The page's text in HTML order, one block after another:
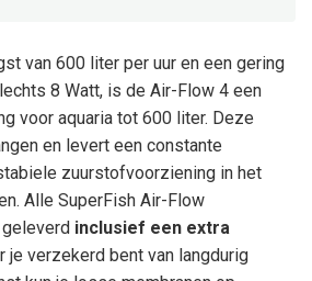
van 600 liter per uur en een gering
8 Watt, is de Air-Flow 4 een
voor aquaria tot 600 liter. Deze
en levert een constante
zuurstofvoorziening in het
Alle SuperFish Air-Flow
inclusief een extra
je verzekerd bent van langdurig